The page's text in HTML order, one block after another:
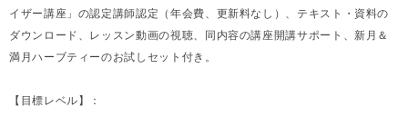
イザー講座」の認定講師認定（年会費、更新料なし）、テキスト・資料の
ダウンロード、レッスン動画の視聴、同内容の講座開講サポート、新月＆
満月ハーブティーのお試しセット付き。
【目標レベル】：